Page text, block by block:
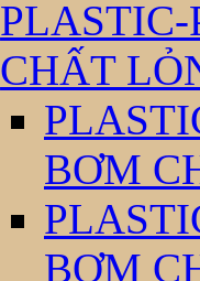
CHẤT
BƠM
BƠM